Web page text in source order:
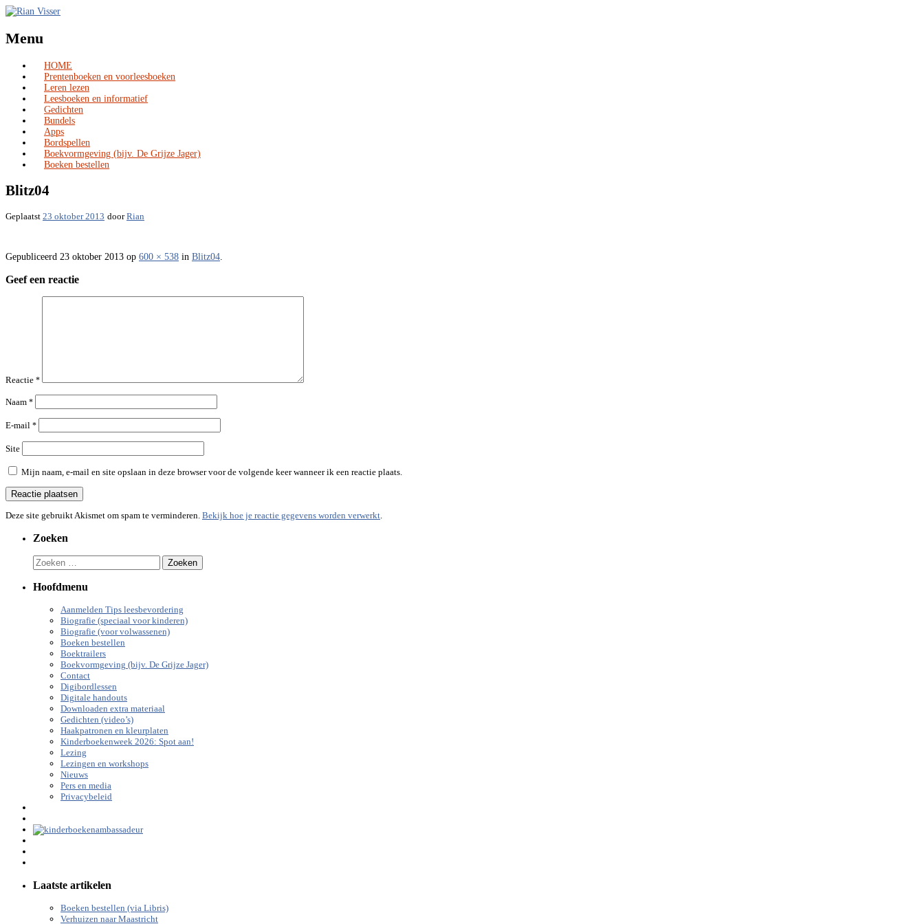
Menu
Skip
to
content
HOME
Prentenboeken en voorleesboeken
Leren lezen
Leesboeken en informatief
Gedichten
Bundels
Apps
Bordspellen
Boekvormgeving (bijv. De Grijze Jager)
Boeken bestellen
Blitz04
Geplaatst 23 oktober 2013 doorRian
Gepubliceerd 23 oktober 2013 op 600 × 538 in Blitz04
Geef een reactie
Reactie *
Naam *
E-mail *
Site
Mijn naam, e-mail en site opslaan in deze browser voor de volgende keer wanneer ik een reactie plaats.
Deze site gebruikt Akismet om spam te verminderen. Bekijk hoe je reactie gegevens worden verwerkt.
Zoeken
Zoeken
naar:
Hoofdmenu
Aanmelden Tips leesbevordering
Biografie (speciaal voor kinderen)
Biografie (voor volwassenen)
Boeken bestellen
Boektrailers
Boekvormgeving (bijv. De Grijze Jager)
Contact
Digibordlessen
Digitale handouts
Downloaden extra materiaal
Gedichten (video’s)
Haakpatronen en kleurplaten
Kinderboekenweek 2026: Spot aan!
Lezing
Lezingen en workshops
Nieuws
Pers en media
Privacybeleid
Laatste artikelen
Boeken bestellen (via Libris)
Verhuizen naar Maastricht